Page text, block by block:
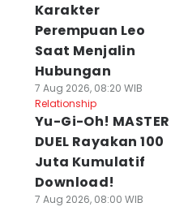
Karakter
Perempuan Leo
Saat Menjalin
Hubungan
7 Aug 2026, 08:20 WIB
Relationship
Yu-Gi-Oh! MASTER
DUEL Rayakan 100
Juta Kumulatif
Download!
7 Aug 2026, 08:00 WIB